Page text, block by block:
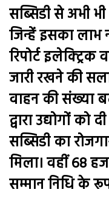
सब्सिडी से अभी
जिन्हें इसका लाभ
रिपोर्ट
जारी रखने की
वाहन की संख्या
द्वारा उद्योगों को
सब्सिडी का
मिला। वहीं 68
सम्मान निधि के